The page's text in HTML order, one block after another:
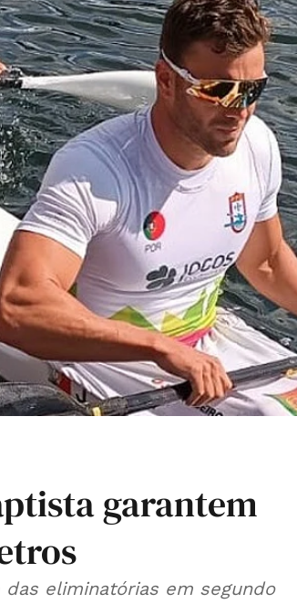
garantem
eliminatórias em segundo